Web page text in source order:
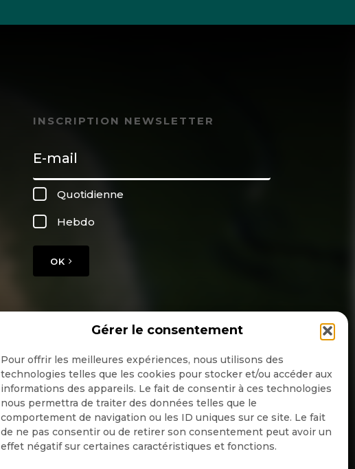
Gérer le consentement
Pour offrir les meilleures expériences, nous utilisons des
technologies telles que les cookies pour stocker et/ou accéder aux
informations des appareils. Le fait de consentir à ces technologies
nous permettra de traiter des données telles que le
comportement de navigation ou les ID uniques sur ce site. Le fait
de ne pas consentir ou de retirer son consentement peut avoir un
effet négatif sur certaines caractéristiques et fonctions.
INSCRIPTION NEWSLETTER
Quotidienne
Hebdo
OK